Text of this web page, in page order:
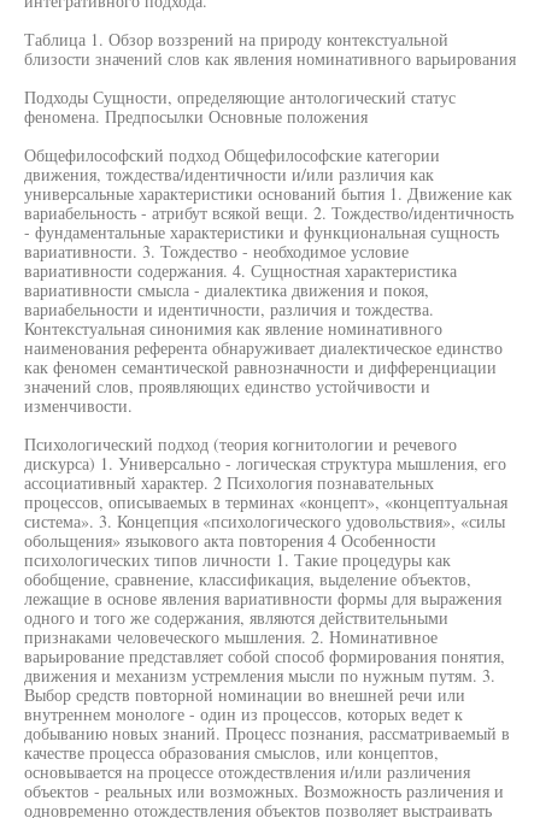
Таблица 1. Обзор воззрений на природу контекстуальной
близости значений слов как явления номинативного варьирования
Подходы Сущности, определяющие антологический статус
феномена. Предпосылки Основные положения
Общефилософский подход Общефилософские категории
движения, тождества/идентичности и/или различия как
универсальные характеристики оснований бытия 1. Движение как
вариабельность - атрибут всякой вещи. 2. Тождество/идентичность
- фундаментальные характеристики и функциональная сущность
вариативности. 3. Тождество - необходимое условие
вариативности содержания. 4. Сущностная характеристика
вариативности смысла - диалектика движения и покоя,
вариабельности и идентичности, различия и тождества.
Контекстуальная синонимия как явление номинативного
наименования референта обнаруживает диалектическое единство
как феномен семантической равнозначности и дифференциации
значений слов, проявляющих единство устойчивости и
изменчивости.
Психологический подход (теория когнитологии и речевого
дискурса) 1. Универсально - логическая структура мышления, его
ассоциативный характер. 2 Психология познавательных
процессов, описываемых в терминах «концепт», «концептуальная
система». 3. Концепция «психологического удовольствия», «силы
обольщения» языкового акта повторения 4 Особенности
психологических типов личности 1. Такие процедуры как
обобщение, сравнение, классификация, выделение объектов,
лежащие в основе явления вариативности формы для выражения
одного и того же содержания, являются действительными
признаками человеческого мышления. 2. Номинативное
варьирование представляет собой способ формирования понятия,
движения и механизм устремления мысли по нужным путям. 3.
Выбор средств повторной номинации во внешней речи или
внутреннем монологе - один из процессов, которых ведет к
добыванию новых знаний. Процесс познания, рассматриваемый в
качестве процесса образования смыслов, или концептов,
основывается на процессе отождествления и/или различения
объектов - реальных или возможных. Возможность различения и
одновременно отождествления объектов позволяет выстраивать